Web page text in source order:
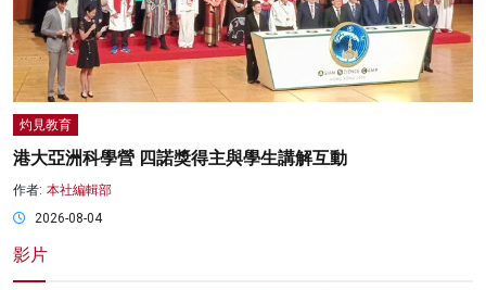
灼見教育
港大亞洲科學營 四諾獎得主與學生講解互動
作者: 本社編輯部
2026-08-04
影片